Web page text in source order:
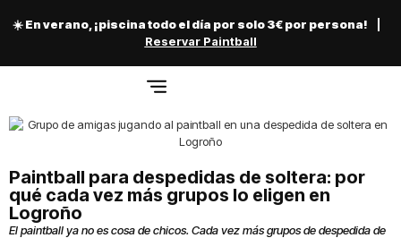
☀️ En verano, ¡piscina todo el día por solo 3€ por persona!
Reservar Paintball
Paintball para despedidas de soltera: por
qué cada vez más grupos lo eligen en
Logroño
El paintball ya no es cosa de chicos. Cada vez más grupos de despedida de